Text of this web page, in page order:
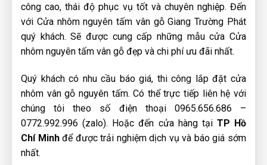
công cao, thái độ phục vụ tốt và chuyên nghiệp. Đến
với Cửa nhôm nguyên tấm vân gỗ Giang Trường Phát
quý khách. Sẽ được cung cấp những mẫu cửa Cửa
nhôm nguyên tấm vân gỗ đẹp và chi phí ưu đãi nhất.
Quý khách có nhu cầu báo giá, thi công lắp đặt cửa
nhôm vân gỗ nguyên tấm. Có thể trực tiếp liên hệ với
chúng tôi theo số điện thoại 0965.656.686 –
0772.992.996 (zalo). Hoặc đến cửa hàng tạiTP Hồ
Chí Minhđể được trải nghiệm dịch vụ và báo giá sớm
nhất.